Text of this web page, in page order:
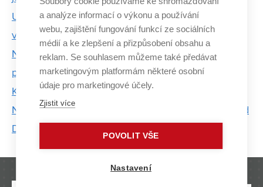
Umí robotům dodat zrak či cit. Systémy z VUT
využívají zejména automobilky
Nikdy jsem se nenechal nikým přinutit, abych něco
posunul nebo ovlivnil v něčí prospěch, říká Miloslav
Kala
Na začátku je vždycky tužka a papír, říká držitel Red
Dot Design Martin Tvarůžek
a analýze informací o výkonu a používání
webu, zajištění fungování funkcí ze sociálních
médií a ke zlepšení a přizpůsobení obsahu a
reklam. Se souhlasem můžeme také předávat
marketingovým platformám některé osobní
údaje pro marketingové účely.
Zjistit více
POVOLIT VŠE
Nastavení